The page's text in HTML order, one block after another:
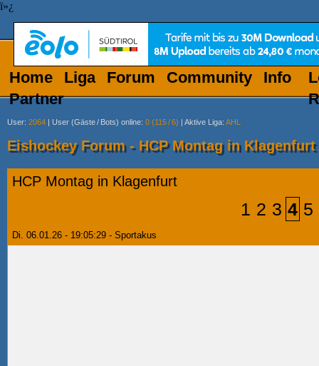
ï»¿
Home Liga Forum Community
Info
Partner
User: 2064 | User (Gäste/ Bots) online: 0 (115/6) | Aktive Liga: AHL
Eishockey Forum - HCP Montag in Klagenfurt
HCP Montag in Klagenfurt
1 2 3 4 5
Di. 06.01.26 - 19:05:29 - Sportakus